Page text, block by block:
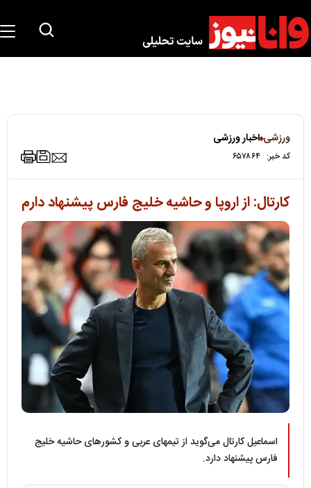
ورزشی اخبار ورزشی
کد خبر: ۶۵۷۸۶۴
کارتال: از اروپا و حاشیه خلیج فارس پیشنهاد دارم
اسماعیل کارتال می‌گوید از تیمهای عربی و کشورهای حاشیه خلیج
فارس پیشنهاد دارد.